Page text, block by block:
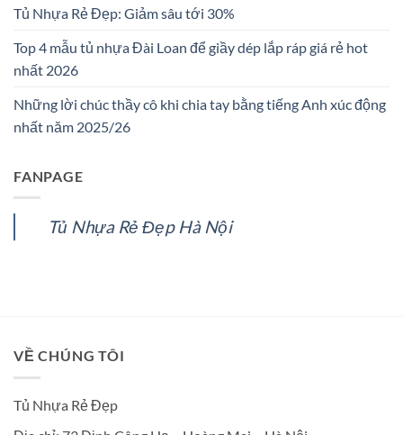
Tủ Nhựa Rẻ Đẹp: Giảm sâu tới 30%
Top 4 mẫu tủ nhựa Đài Loan để giầy dép lắp ráp giá rẻ hot
nhất 2026
Những lời chúc thầy cô khi chia tay bằng tiếng Anh xúc động
nhất năm 2025/26
FANPAGE
Tủ Nhựa Rẻ Đẹp Hà Nội
VỀ CHÚNG TÔI
Tủ Nhựa Rẻ Đẹp